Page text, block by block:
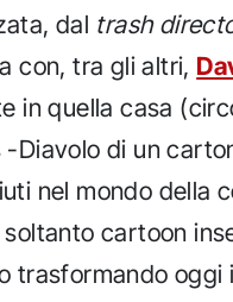
dal trash
con, tra gli altri,
in quella casa
-Diavolo di un
nel mondo della
soltanto cartoon
trasformando